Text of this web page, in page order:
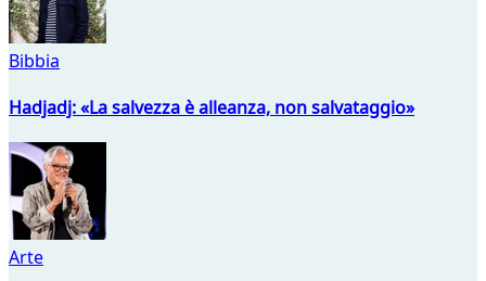
Bibbia
Hadjadj: «La salvezza è alleanza, non salvataggio»
Arte